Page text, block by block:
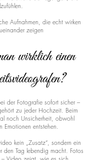
Aufnahmen, die echt wirken
zeigen
wirklich einen
der Fotografie sofort sicher –
zu jeder Hochzeit. Beim
noch Unsicherheit, obwohl
Emotionen entstehen.
kein „Zusatz“, sondern ein
den Tag lebendig macht. Fotos